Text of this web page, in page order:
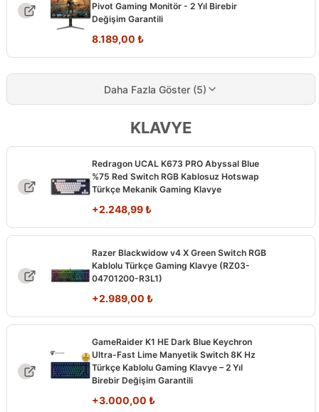
Pivot Gaming Monitör - 2 Yıl Birebir
Değişim Garantili
8.189,00 ₺
Daha Fazla Göster (5)
KLAVYE
Redragon UCAL K673 PRO Abyssal Blue
%75 Red Switch RGB Kablosuz Hotswap
Türkçe Mekanik Gaming Klavye
+2.248,99₺
Razer Blackwidow v4 X Green Switch RGB
Kablolu Türkçe Gaming Klavye (RZ03-
04701200-R3L1)
+2.989,00 ₺
GameRaider K1 HE Dark Blue Keychron
Ultra-Fast Lime Manyetik Switch 8K Hz
Türkçe Kablolu Gaming Klavye – 2 Yıl
Birebir Değişim Garantili
+3.000,00 ₺